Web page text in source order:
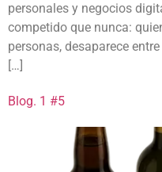
personales y negocios
competido que nunca:
personas, desaparece
[…]
Blog. 1 #5